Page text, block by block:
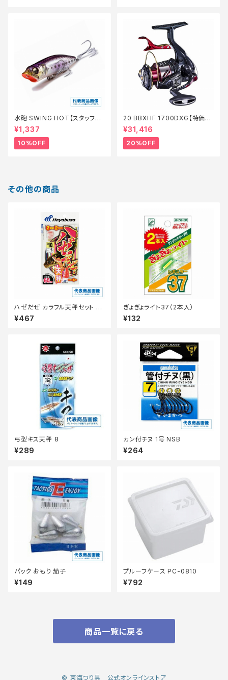
水砲 SWING HOT【スタッフ永
徳夏のチニングオススメルアー】
¥1,337
10%OFF
20 BBXHF 1700DXG【特価リ
ール】【20】
¥31,416
20%OFF
その他の商品
ハゼだぜ カラフル天秤セット H
A110ー6ー0.8
¥467
ぎょぎょライト37（2本入）
¥132
弓型キス天秤 8
¥289
カン付チヌ 1号 NSB
¥264
パック おもり 茄子
¥149
プルーフケース PC-0810
¥792
商品一覧に戻る
© 東海つり具 公式オンラインストア